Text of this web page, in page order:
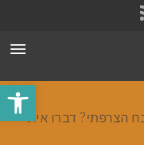
פתח
הצרפתי? דברו איתי